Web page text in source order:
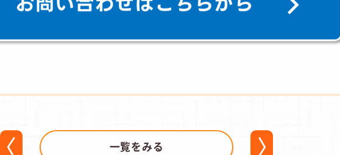
一覧をみる